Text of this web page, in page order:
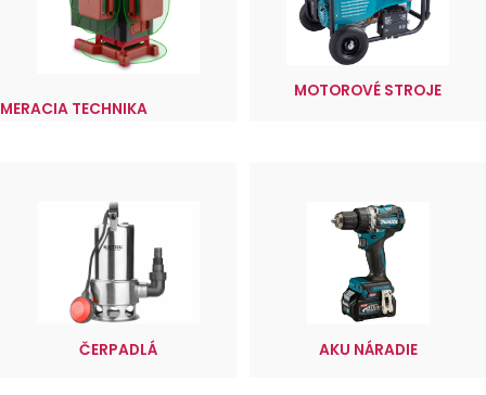
MERACIA TECHNIKA
MOTOROVÉ STROJE
ČERPADLÁ AKU NÁRADIE